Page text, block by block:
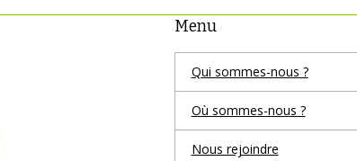
Menu
Qui sommes-nous ?
Où sommes-nous ?
Nous rejoindre